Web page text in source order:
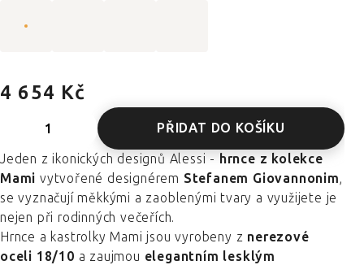
4 654 Kč
PŘIDAT DO KOŠÍKU
Jeden z ikonických designů Alessi - hrnce z kolekce
Mami vytvořené designérem Stefanem Giovannonim,
se vyznačují měkkými a zaoblenými tvary a využijete je
nejen při rodinných večeřích.
Hrnce a kastrolky Mami jsou vyrobeny z nerezové
oceli 18/10 a zaujmou elegantním lesklým